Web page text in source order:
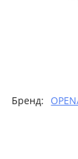
Бренд: